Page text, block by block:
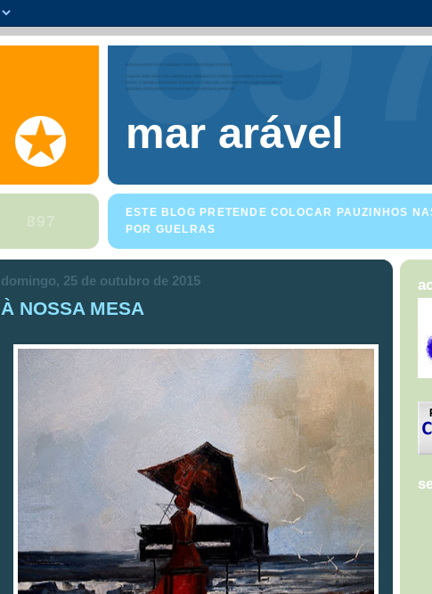
mar arável
ESTE BLOG PRETENDE COLOCAR PAUZINHOS
POR GUELRAS
domingo, 25 de outubro de 2015
À NOSSA MESA